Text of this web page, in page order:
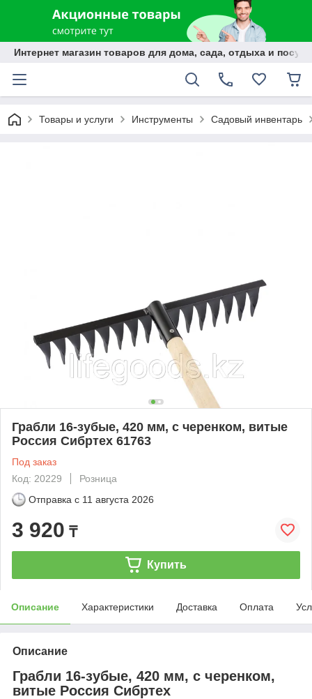
Интернет магазин товаров для дома, сада, отдыха и
Товары и услуги Инструменты Садовый инвентарь
Грабли 16-зубые, 420 мм, с черенком, витые
Россия Сибртех 61763
Под заказ
Код: 20229
Розница
Отправка с 11 августа 2026
3 920 ₸
Купить
Описание Характеристики Доставка Оплата
Описание
Грабли 16-зубые, 420 мм, с черенком,
витые Россия Сибртех